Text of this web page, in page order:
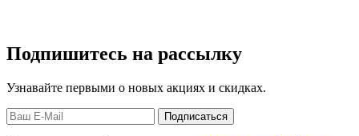
Подпишитесь на рассылку
Узнавайте первыми о новых акциях и скидках.